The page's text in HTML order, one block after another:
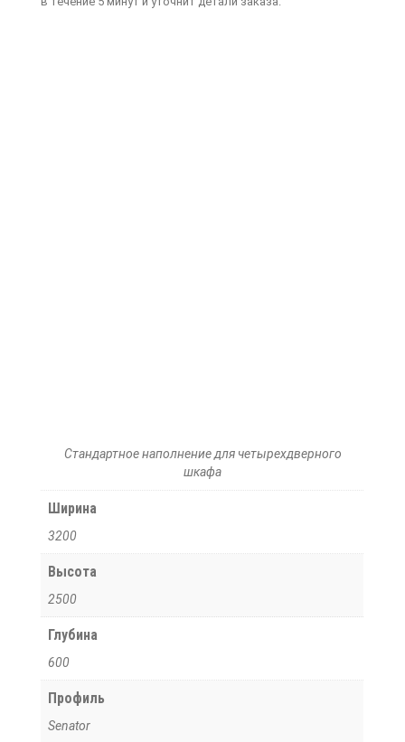
Стандартное наполнение для четырехдверного
шкафа
Ширина
3200
Высота
2500
Глубина
600
Профиль
Senator